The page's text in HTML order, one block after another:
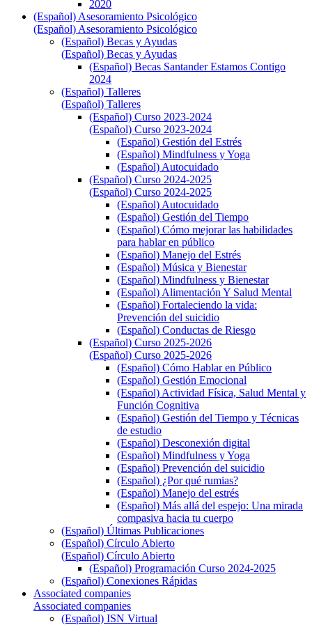
2020
(Español) Asesoramiento Psicológico
(Español) Asesoramiento Psicológico
(Español) Becas y Ayudas
(Español) Becas y Ayudas
(Español) Becas Santander Estamos Contigo
2024
(Español) Talleres
(Español) Talleres
(Español) Curso 2023-2024
(Español) Curso 2023-2024
(Español) Gestión del Estrés
(Español) Mindfulness y Yoga
(Español) Autocuidado
(Español) Curso 2024-2025
(Español) Curso 2024-2025
(Español) Autocuidado
(Español) Gestión del Tiempo
(Español) Cómo mejorar las habilidades
para hablar en público
(Español) Manejo del Estrés
(Español) Música y Bienestar
(Español) Mindfulness y Bienestar
(Español) Alimentación Y Salud Mental
(Español) Fortaleciendo la vida:
Prevención del suicidio
(Español) Conductas de Riesgo
(Español) Curso 2025-2026
(Español) Curso 2025-2026
(Español) Cómo Hablar en Público
(Español) Gestión Emocional
(Español) Actividad Física, Salud Mental y
Función Cognitiva
(Español) Gestión del Tiempo y Técnicas
de estudio
(Español) Desconexión digital
(Español) Mindfulness y Yoga
(Español) Prevención del suicidio
(Español) ¿Por qué rumias?
(Español) Manejo del estrés
(Español) Más allá del espejo: Una mirada
compasiva hacia tu cuerpo
(Español) Últimas Publicaciones
(Español) Círculo Abierto
(Español) Círculo Abierto
(Español) Programación Curso 2024-2025
(Español) Conexiones Rápidas
Associated companies
Associated companies
(Español) ISN Virtual